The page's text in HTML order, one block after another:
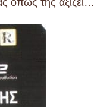
όπως της αξίζει…